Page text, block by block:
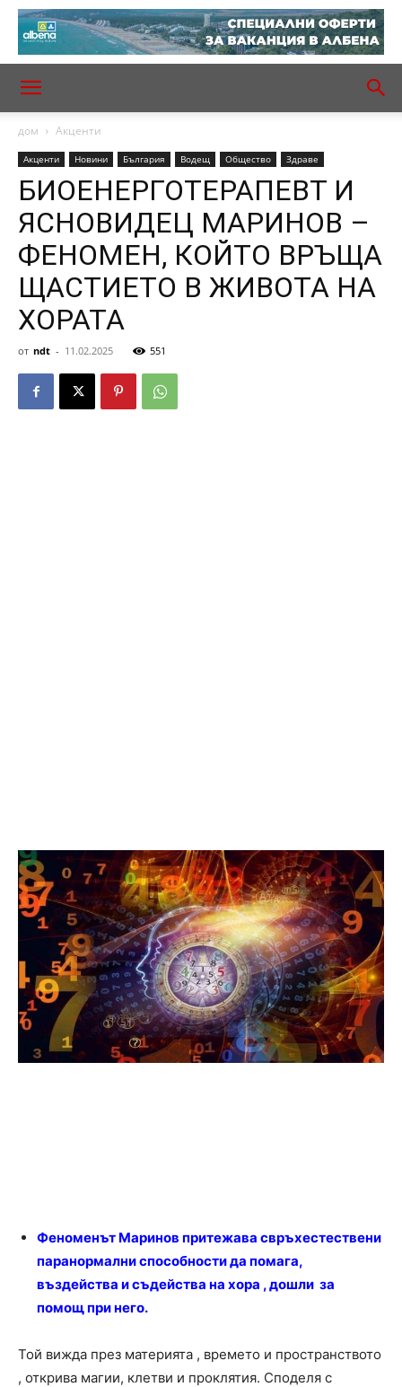
дом Акценти
Акценти Новини България Водещ Общество Здраве
БИОЕНЕРГОТЕРАПЕВТ И
ЯСНОВИДЕЦ МАРИНОВ –
ФЕНОМЕН, КОЙТО ВРЪЩА
ЩАСТИЕТО В ЖИВОТА НА
ХОРАТА
от ndt - 11.02.2025 551
Феноменът Маринов притежава свръхестествени
паранормални способности да помага,
въздейства и съдейства на хора , дошли за
помощ при него.
Той вижда през материята , времето и пространството
, открива магии, клетви и проклятия. Споделя с